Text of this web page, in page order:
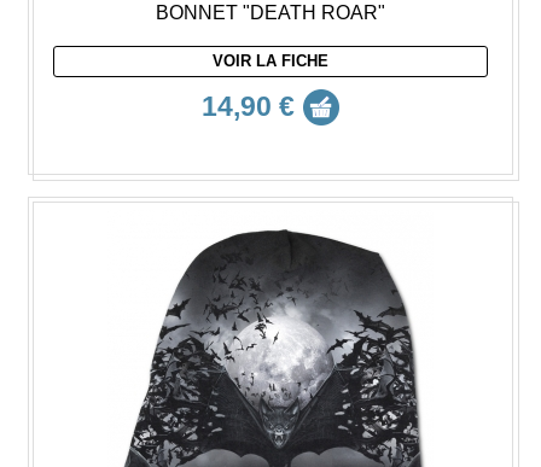
BONNET "DEATH ROAR"
VOIR LA FICHE
14,90 €